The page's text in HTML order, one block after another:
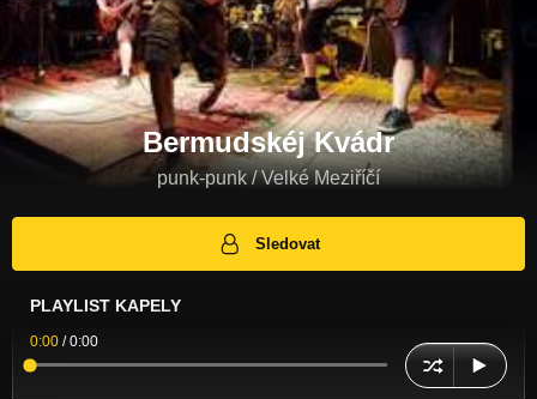
Bermudskéj Kvádr
punk-punk / Velké Meziříčí
Sledovat
PLAYLIST KAPELY
0:00 /0:00